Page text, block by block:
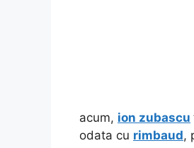
acum, ion zubascu
odata cu rimbaud,